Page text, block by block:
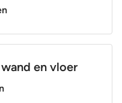
en vloer